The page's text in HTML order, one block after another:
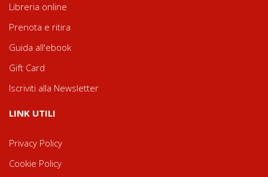
Libreria online
Prenota e ritira
Guida all'ebook
Gift Card
Iscriviti alla Newsletter
LINK UTILI
Privacy Policy
Cookie Policy